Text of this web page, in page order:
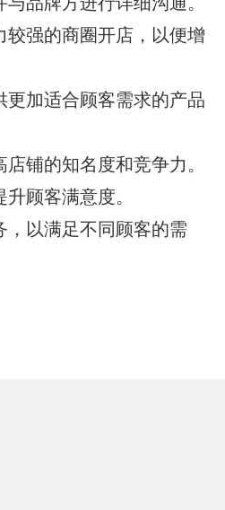
强的商圈开店，以便增
加适合顾客需求的产品
铺的知名度和竞争力。
顾客满意度。
以满足不同顾客的需